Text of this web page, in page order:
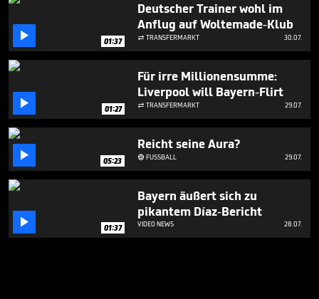
 01:37
Deutscher Trainer wohl im
Anflug auf Woltemade-Klub
 TRANSFERMARKT 30.07.
 01:27
Für irre Millionensumme:
Liverpool will Bayern-Flirt
 TRANSFERMARKT 29.07.
 05:23
Reicht seine Aura?
FUSSBALL 29.07.
 01:37
Bayern äußert sich zu
pikantem Díaz-Bericht
VIDEO NEWS 28.07.